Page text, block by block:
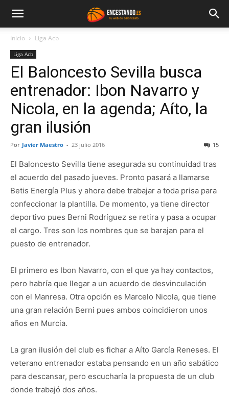
Inicio Liga Acb
Liga Acb
El Baloncesto Sevilla busca
entrenador: Ibon Navarro y
Nicola, en la agenda; Aíto, la
gran ilusión
Por Javier Maestro - 23 julio 2016 15
El Baloncesto Sevilla tiene asegurada su continuidad tras
el acuerdo del pasado jueves. Pronto pasará a llamarse
Betis Energía Plus y ahora debe trabajar a toda prisa para
confeccionar la plantilla. De momento, ya tiene director
deportivo pues Berni Rodríguez se retira y pasa a ocupar
el cargo. Tres son los nombres que se barajan para el
puesto de entrenador.
El primero es Ibon Navarro, con el que ya hay contactos,
pero habría que llegar a un acuerdo de desvinculación
con el Manresa. Otra opción es Marcelo Nicola, que tiene
una gran relación Berni pues ambos coincidieron unos
años en Murcia.
La gran ilusión del club es fichar a Aíto García Reneses. El
veterano entrenador estaba pensando en un año sabático
para descansar, pero escucharía la propuesta de un club
donde trabajó dos años.